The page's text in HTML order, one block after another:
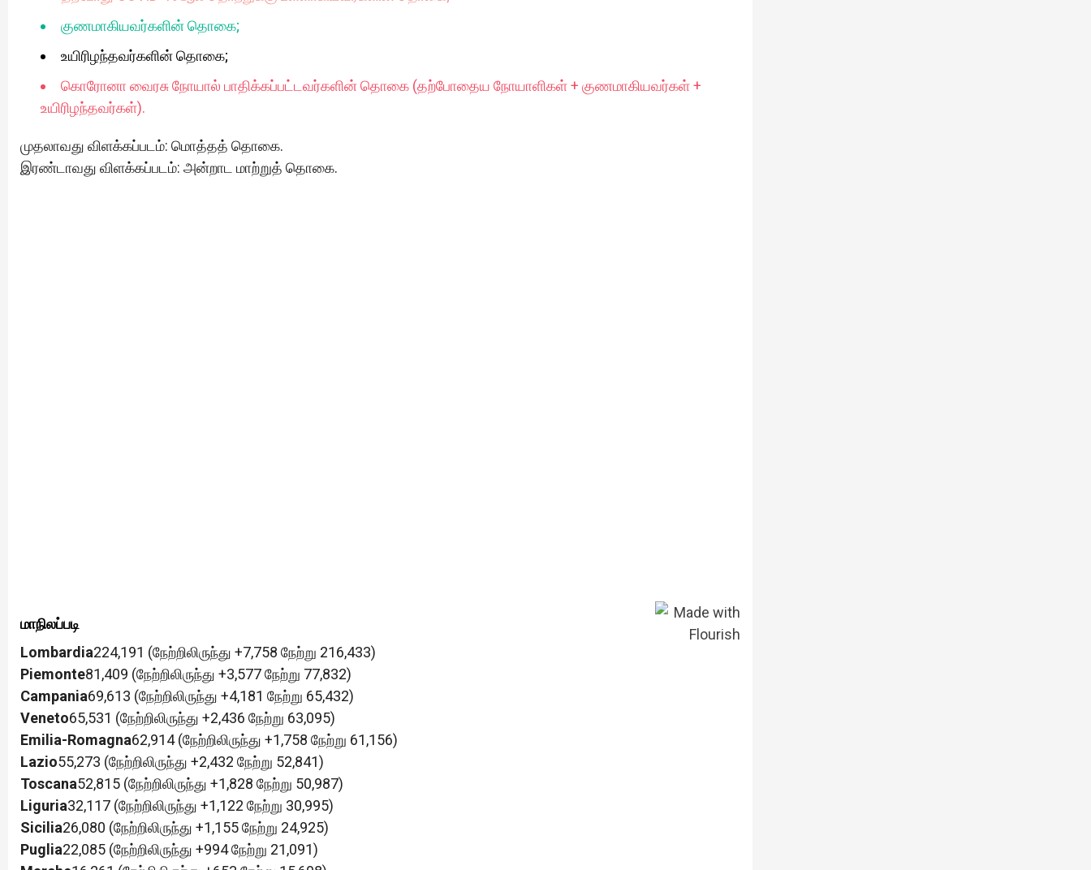
குணமாகியவர்களின் தொகை;
உயிரிழந்தவர்களின் தொகை;
கொரோனா வைரசு நோயால் பாதிக்கப்பட்டவர்களின் தொகை (தற்போதைய நோயாளிகள் + குணமாகியவர்கள் +
உயிரிழந்தவர்கள்).
முதலாவது விளக்கப்படம்: மொத்தத் தொகை.
இரண்டாவது விளக்கப்படம்: அன்றாட மாற்றுத் தொகை.
மாநிலப்படி
Lombardia224,191 (நேற்றிலிருந்து +7,758 நேற்று 216,433)
Piemonte81,409 (நேற்றிலிருந்து +3,577 நேற்று 77,832)
Campania69,613 (நேற்றிலிருந்து +4,181 நேற்று 65,432)
Veneto65,531 (நேற்றிலிருந்து +2,436 நேற்று 63,095)
Emilia-Romagna62,914 (நேற்றிலிருந்து +1,758 நேற்று 61,156)
Lazio55,273 (நேற்றிலிருந்து +2,432 நேற்று 52,841)
Toscana52,815 (நேற்றிலிருந்து +1,828 நேற்று 50,987)
Liguria32,117 (நேற்றிலிருந்து +1,122 நேற்று 30,995)
Sicilia26,080 (நேற்றிலிருந்து +1,155 நேற்று 24,925)
Puglia22,085 (நேற்றிலிருந்து +994 நேற்று 21,091)